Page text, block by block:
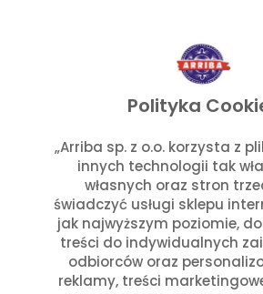
Polityka
„Arriba sp. z o.o. korzysta z
innych technologii tak
własnych oraz stron
świadczyć usługi sklepu
jak najwyższym poziomie,
treści do indywidualnych
odbiorców oraz
reklamy, treści
Julia Sztyler
Nachos México
Czytaj dalej